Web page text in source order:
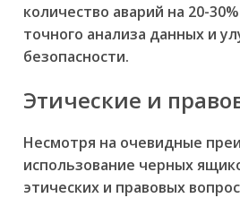
количество аварий на 20-
точного анализа данных и
безопасности.
Этические и
Несмотря на очевидные
использование черных
этических и правовых